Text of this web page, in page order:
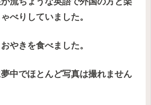
べりしていました。
やきを食べました。
中でほとんど写真は撮れません